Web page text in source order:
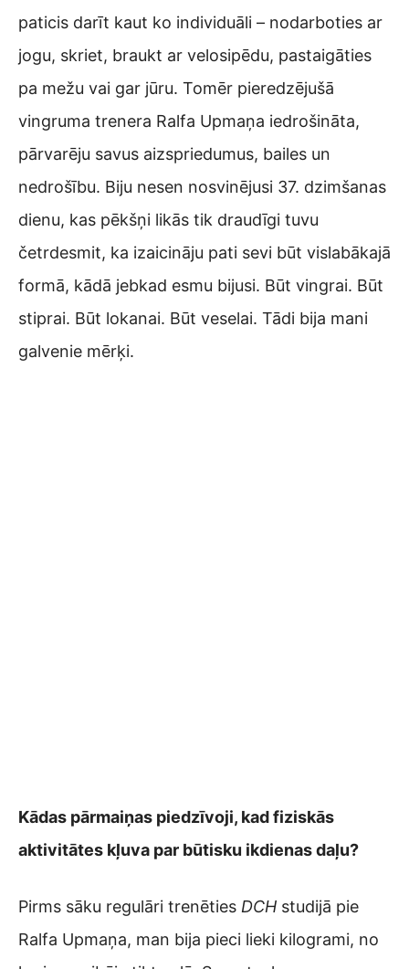
paticis darīt kaut ko individuāli – nodarboties ar
jogu, skriet, braukt ar velosipēdu, pastaigāties
pa mežu vai gar jūru. Tomēr pieredzējušā
vingruma trenera Ralfa Upmaņa iedrošināta,
pārvarēju savus aizspriedumus, bailes un
nedrošību. Biju nesen nosvinējusi 37. dzimšanas
dienu, kas pēkšņi likās tik draudīgi tuvu
četrdesmit, ka izaicināju pati sevi būt vislabākajā
formā, kādā jebkad esmu bijusi. Būt vingrai. Būt
stiprai. Būt lokanai. Būt veselai. Tādi bija mani
galvenie mērķi.
Kādas pārmaiņas piedzīvoji, kad fiziskās
aktivitātes kļuva par būtisku ikdienas daļu?
Pirms sāku regulāri trenēties DCH studijā pie
Ralfa Upmaņa, man bija pieci lieki kilogrami, no